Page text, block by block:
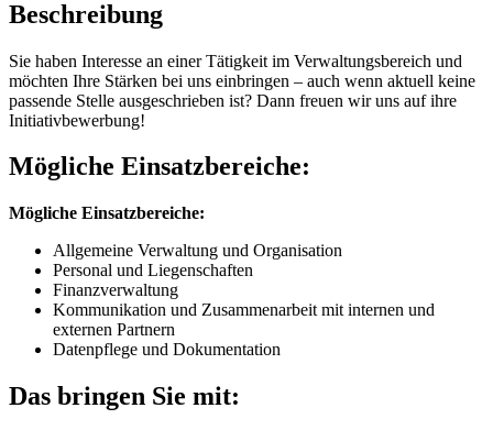
Beschreibung
Sie haben Interesse an einer Tätigkeit im Verwaltungsbereich und
möchten Ihre Stärken bei uns einbringen – auch wenn aktuell keine
passende Stelle ausgeschrieben ist? Dann freuen wir uns auf ihre
Initiativbewerbung!
Mögliche Einsatzbereiche:
Mögliche Einsatzbereiche:
Allgemeine Verwaltung und Organisation
Personal und Liegenschaften
Finanzverwaltung
Kommunikation und Zusammenarbeit mit internen und
externen Partnern
Datenpflege und Dokumentation
Das bringen Sie mit: